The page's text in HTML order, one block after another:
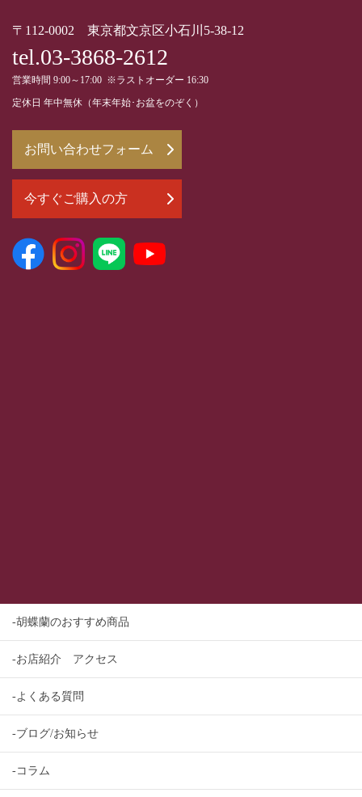
〒112-0002 東京都文京区小石川5-38-12
tel.03-3868-2612
営業時間 9:00～17:00 ※ラストオーダー 16:30
定休日 年中無休（年末年始･お盆をのぞく）
お問い合わせフォーム
今すぐご購入の方
-胡蝶蘭のおすすめ商品
-お店紹介 アクセス
-よくある質問
-ブログ/お知らせ
-コラム